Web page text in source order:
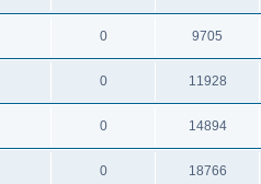
0 9705
0 11928
0 14894
0 18766